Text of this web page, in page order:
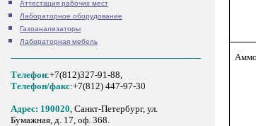
Аттестация рабочих мест
Лабораторное оборудование
Газоанализаторы
Лабораторная мебель
Телефон:+7(812)327-91-88,
Tелефон/факс:+7(812) 447-97-30
Адрес: 190020, Санкт-Петербург, ул.
Бумажная, д. 17, оф. 368.